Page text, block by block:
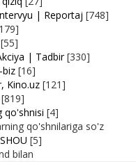
| Reportaj [748]
[55]
| Tadbir [330]
biz [16]
Kino.uz [121]
[819]
qo'shnisi [4]
qo'shnilariga so'z
[5]
bilan